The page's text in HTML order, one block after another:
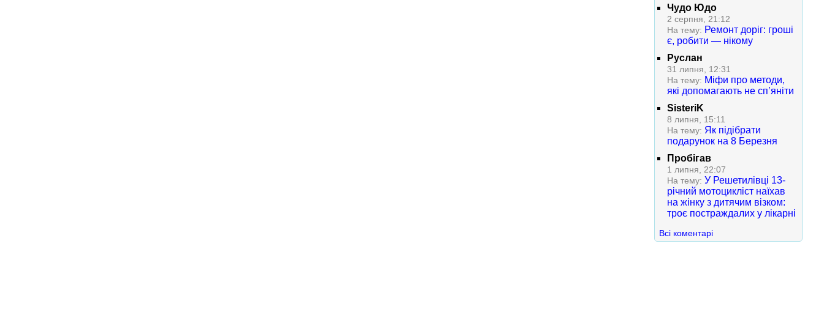
Чудо Юдо
2 серпня, 21:12
На тему: Ремонт доріг: гроші
є, робити — нікому
Руслан
31 липня, 12:31
На тему: Міфи про методи,
які допомагають не сп’яніти
SisteriK
8 липня, 15:11
На тему: Як підібрати
подарунок на 8 Березня
Пробігав
1 липня, 22:07
На тему: У Решетилівці 13-
річний мотоцикліст наїхав
на жінку з дитячим візком:
троє постраждалих у лікарні
Всі коментарі